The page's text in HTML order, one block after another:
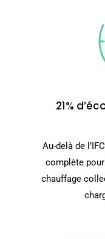
21%
Au-delà de
complète
chauffage